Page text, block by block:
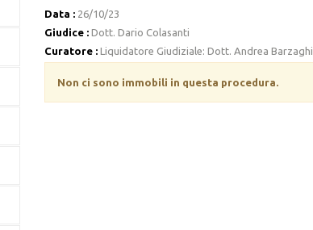
Data : 26/10/23
Giudice : Dott. Dario Colasanti
Curatore : Liquidatore Giudiziale: Dott. Andrea Barzaghi
Non ci sono immobili in questa procedura.